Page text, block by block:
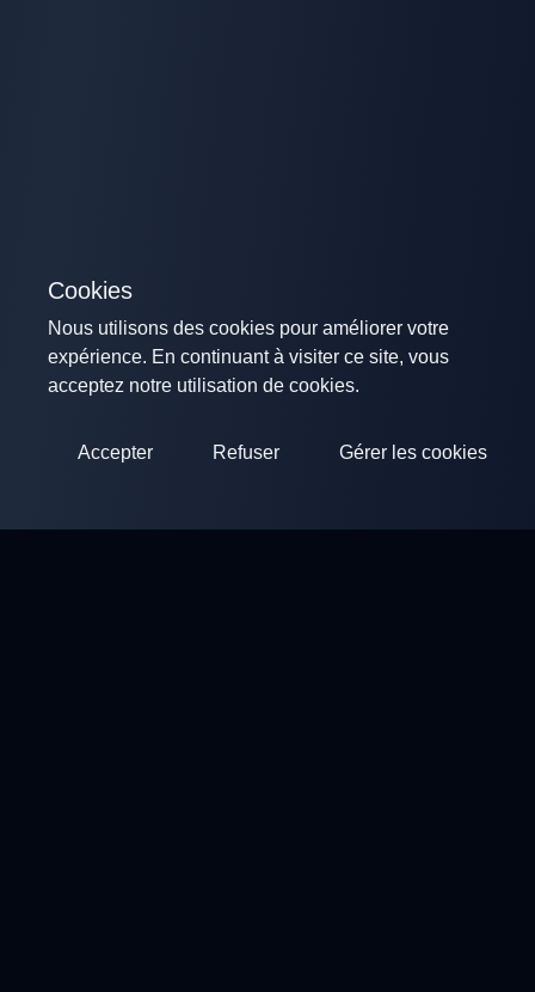
Cookies
Nous utilisons des cookies pour améliorer votre
expérience. En continuant à visiter ce site, vous
acceptez notre utilisation de cookies.
Accepter Refuser Gérer les cookies